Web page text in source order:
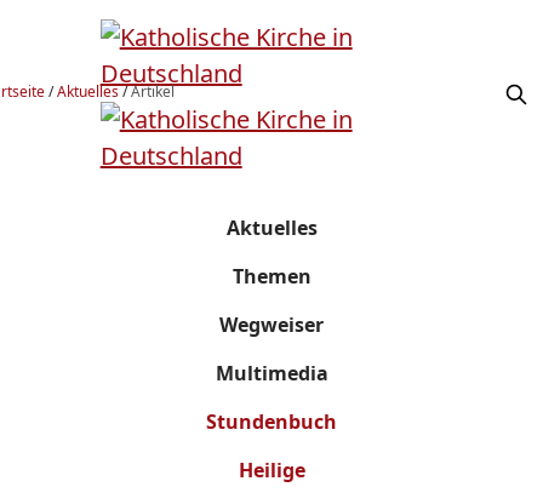
/Aktuelles/Artikel
Aktuelles
Themen
Wegweiser
Multimedia
Stundenbuch
Heilige